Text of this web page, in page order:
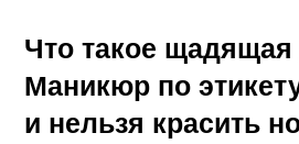
Что такое щадящая
Маникюр по
и нельзя красить